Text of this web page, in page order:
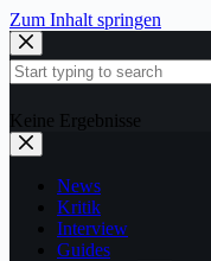
Zum Inhalt springen
Keine Ergebnisse
News
Kritik
Interview
Guides